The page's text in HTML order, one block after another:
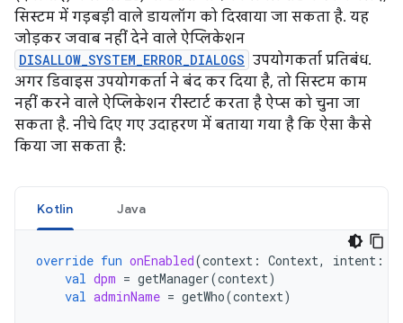
सिस्टम में गड़बड़ी वाले डायलॉग को दिखाया जा सकता है. यह
जोड़कर जवाब नहीं देने वाले ऐप्लिकेशन
DISALLOW_SYSTEM_ERROR_DIALOGS उपयोगकर्ता प्रतिबंध.
अगर डिवाइस उपयोगकर्ता ने बंद कर दिया है, तो सिस्टम काम
नहीं करने वाले ऐप्लिकेशन रीस्टार्ट करता है ऐप्स को चुना जा
सकता है. नीचे दिए गए उदाहरण में बताया गया है कि ऐसा कैसे
किया जा सकता है:
Kotlin Java
override fun onEnabled(context : Context, intent :
val dpm = getManager(context)
val adminName = getWho(context)